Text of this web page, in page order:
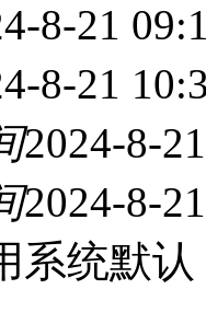
8-21
8-21
2024-8-
2024-8-
系统默认